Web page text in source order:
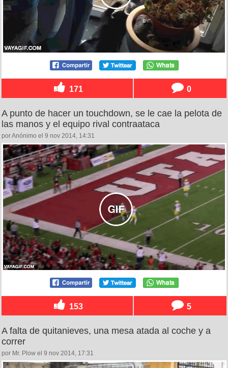
171 0
A punto de hacer un touchdown, se le cae la pelota de
las manos y el equipo rival contraataca
por Anónimo el 9 nov 2014, 14:31
153 5
A falta de quitanieves, una mesa atada al coche y a
correr
por Mr. Plow el 9 nov 2014, 17:31